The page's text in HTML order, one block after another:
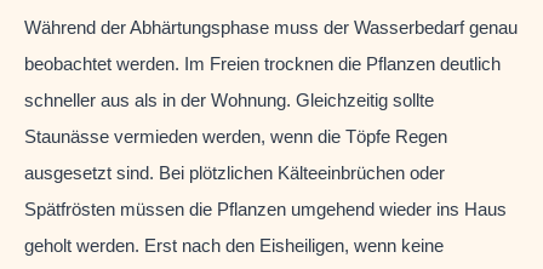
Während der Abhärtungsphase muss der Wasserbedarf genau
beobachtet werden. Im Freien trocknen die Pflanzen deutlich
schneller aus als in der Wohnung. Gleichzeitig sollte
Staunässe vermieden werden, wenn die Töpfe Regen
ausgesetzt sind. Bei plötzlichen Kälteeinbrüchen oder
Spätfrösten müssen die Pflanzen umgehend wieder ins Haus
geholt werden. Erst nach den Eisheiligen, wenn keine